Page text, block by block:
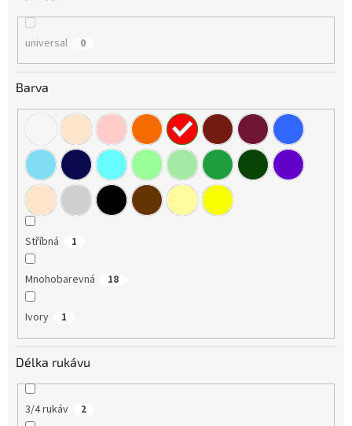
universal 0
Barva
Stříbná 1
Mnohobarevná 18
Ivory 1
Délka rukávu
3/4 rukáv 2